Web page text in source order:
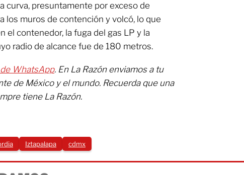
curva, presuntamente por exceso de
los muros de contención y volcó, lo que
el contenedor, la fuga del gas LP y la
radio de alcance fue de 180 metros.
WhatsApp. En La Razón enviamos a tu
de México y el mundo. Recuerda que una
tiene La Razón.
Iztapalapa cdmx